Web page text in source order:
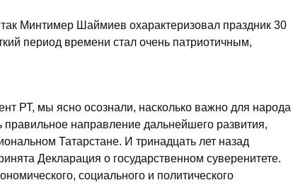
Минтимер Шаймиев охарактеризовал праздник 30
период времени стал очень патриотичным,
РТ, мы ясно осознали, насколько важно для народа
направление дальнейшего развития,
Татарстане. И тринадцать лет назад
Декларация о государственном суверенитете.
социального и политического